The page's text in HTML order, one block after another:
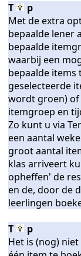
verwijderen
T
p
Met de extra
bepaalde lener
bepaalde
waarbij een
bepaalde items
geselecteerde
wordt groen) of
itemgroep en
Zo kunt u via
een aantal
groot aantal
klas arriveert
opheffen' de
en de, door de
leerlingen
T
p
Het is (nog)